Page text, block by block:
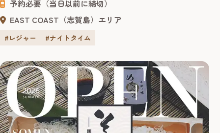
予約必要（当日以前に締切）
EAST COAST（志賀島）エリア
#レジャー #ナイトタイム